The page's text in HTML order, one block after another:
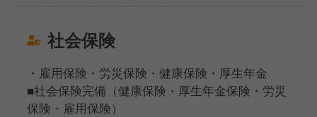
社会保険
・雇用保険・労災保険・健康保険・厚生年金
■社会保険完備（健康保険・厚生年金保険・労災
保険・雇用保険）